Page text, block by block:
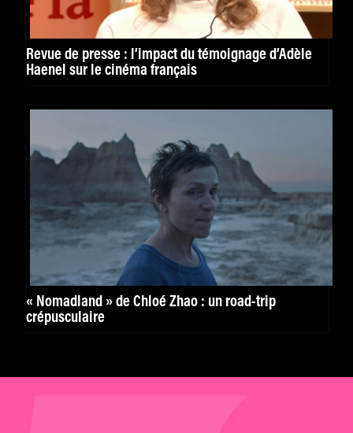
Revue de presse : l’impact du témoignage d’Adèle
Haenel sur le cinéma français
« Nomadland » de Chloé Zhao : un road-trip
crépusculaire